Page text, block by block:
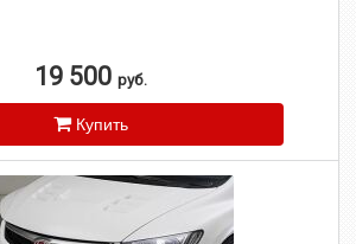
19 500 руб.
Купить